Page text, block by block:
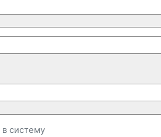
в систему